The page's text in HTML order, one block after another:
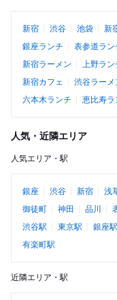
新宿 渋谷 池袋 新
銀座ランチ
表参道ラン
新宿ラーメン
上野ラン
新宿カフェ
渋谷ラーメ
六本木ランチ
恵比寿ラ
人気・近隣エリア
人気エリア・駅
銀座 渋谷 新宿 浅
御徒町
神田 品川
渋谷駅
東京駅 銀座駅
有楽町駅
近隣エリア・駅